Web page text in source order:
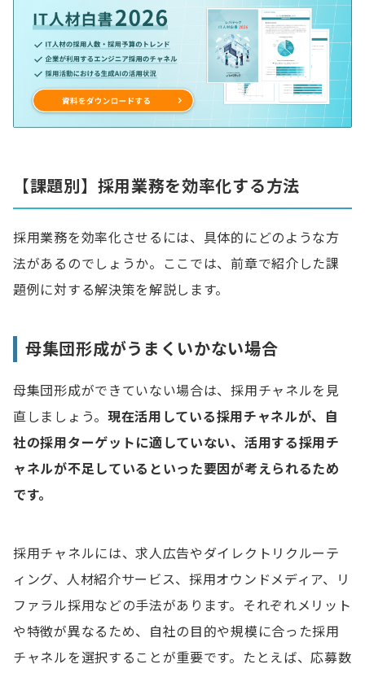
【課題別】採用業務を効率化する方法
採用業務を効率化させるには、具体的にどのような方
法があるのでしょうか。ここでは、前章で紹介した課
題例に対する解決策を解説します。
母集団形成がうまくいかない場合
母集団形成ができていない場合は、採用チャネルを見
直しましょう。 現在活用している採用チャネルが、自
社の採用ターゲットに適していない、活用する採用チ
ャネルが不足しているといった要因が考えられるため
です。
採用チャネルには、求人広告やダイレクトリクルーテ
ィング、人材紹介サービス、採用オウンドメディア、リ
ファラル採用などの手法があります。それぞれメリット
や特徴が異なるため、自社の目的や規模に合った採用
チャネルを選択することが重要です。たとえば、応募数